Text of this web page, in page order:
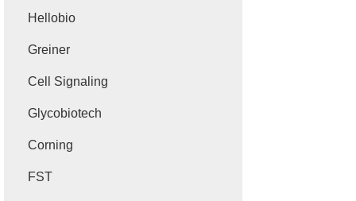
Hellobio
Greiner
Cell Signaling
Glycobiotech
Corning
FST